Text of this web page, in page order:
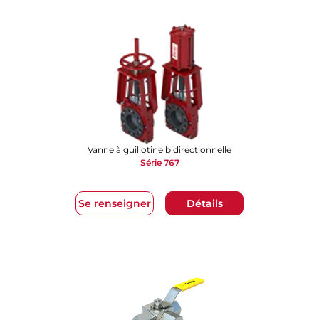
Se renseigner Détails
Vanne à guillotine bidirectionnelle
Série 767